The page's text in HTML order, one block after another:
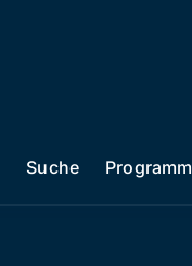
Suche Programm